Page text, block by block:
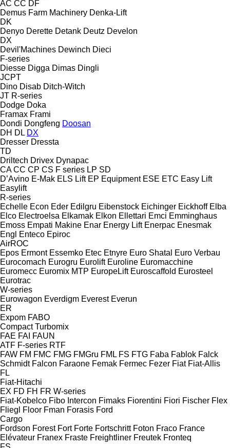
AC CC DF
Demus Farm Machinery Denka-Lift
DK
Denyo Derette Detank Deutz Develon
DX
Devil'Machines Dewinch Dieci
F-series
Diesse Digga Dimas Dingli
JCPT
Dino Disab Ditch-Witch
JT R-series
Dodge Doka
Framax Frami
Dondi Dongfeng Doosan
DH DL DX
Dresser Dressta
TD
Driltech Drivex Dynapac
CA CC CP CS F series LP SD
D’Avino E-Mak ELS Lift EP Equipment ESE ETC Easy Lift
Easylift
R-series
Echelle Econ Eder Edilgru Eibenstock Eichinger Eickhoff Elba
Elco Electroelsa Elkamak Elkon Ellettari Emci Emminghaus
Emoss Empati Makine Enar Energy Lift Enerpac Enesmak
Engl
Enteco Epiroc
AirROC
Epos Ermont Essemko Etec Etnyre Euro Shatal
Euro Verbau
Eurocomach Eurogru Eurolift Euroline Euromacchine
Euromecc Euromix MTP EuropeLift Euroscaffold Eurosteel
Eurotrac
W-series
Eurowagon Everdigm Everest Everun
ER
Expom FABO
Compact Turbomix
FAE FAI FAUN
ATF F-series RTF
FAW FM FMC FMG FMGru FML FS FTG Faba Fablok Falck
Schmidt Falcon Faraone Femak Fermec Fezer Fiat Fiat-Allis
FL
Fiat-Hitachi
EX FD FH FR W-series
Fiat-Kobelco Fibo Intercon Fimaks Fiorentini Fiori Fischer Flex
Fliegl
Floor Fman Forasis Ford
Cargo
Fordson Forest Fort Forte Fortschritt Foton Fraco France
Elévateur Franex Fraste Freightliner Freutek Fronteq